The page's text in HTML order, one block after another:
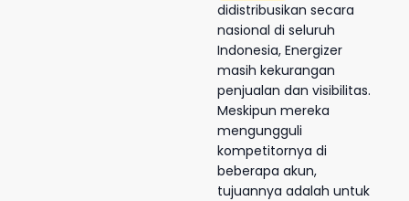
didistribusikan secara
nasional di seluruh
Indonesia, Energizer
masih kekurangan
penjualan dan visibilitas.
Meskipun mereka
mengungguli
kompetitornya di
beberapa akun,
tujuannya adalah untuk